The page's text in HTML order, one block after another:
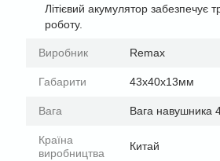
Літієвий акумулятор забезпечує
роботу.
Виробник Remax
Габарити 43х40х13мм
Вага Вага навушника
Країна
виробництва
Китай